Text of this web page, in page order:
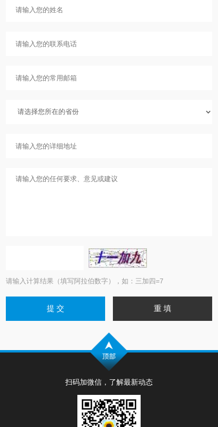
请输入计算结果（填写阿拉伯数字），如：三加四=7
扫码加微信，了解最新动态